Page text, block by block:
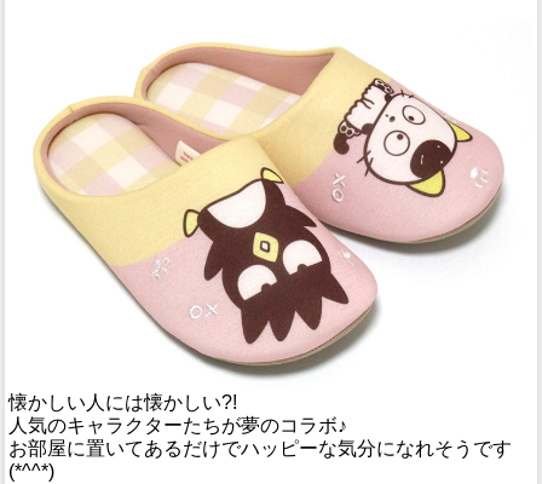
懐かしい人には懐かしい?!
人気のキャラクターたちが夢のコラボ♪
お部屋に置いてあるだけでハッピーな気分になれそうです
(*^^*)